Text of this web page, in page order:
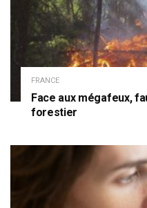
FRANCE
Face aux mégafeux,
forestier